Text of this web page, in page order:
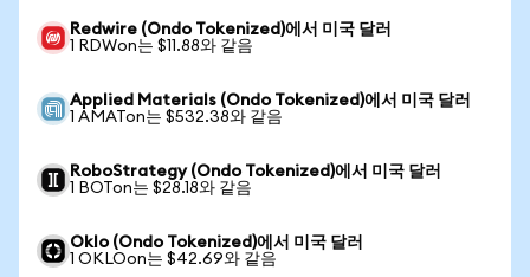
Redwire (Ondo Tokenized)에서 미국 달러
1 RDWon는 $11.88와 같음
Applied Materials (Ondo Tokenized)에서 미국 달러
1 AMATon는 $532.38와 같음
RoboStrategy (Ondo Tokenized)에서 미국 달러
1 BOTon는 $28.18와 같음
Oklo (Ondo Tokenized)에서 미국 달러
1 OKLOon는 $42.69와 같음